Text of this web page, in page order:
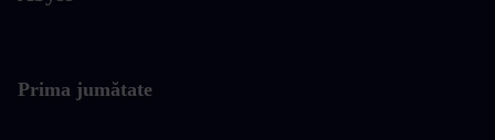
Prima jumătate